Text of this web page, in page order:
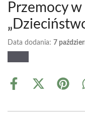
Przemocy
Data dodania: 7
Share
Share
(Twitter)
Share